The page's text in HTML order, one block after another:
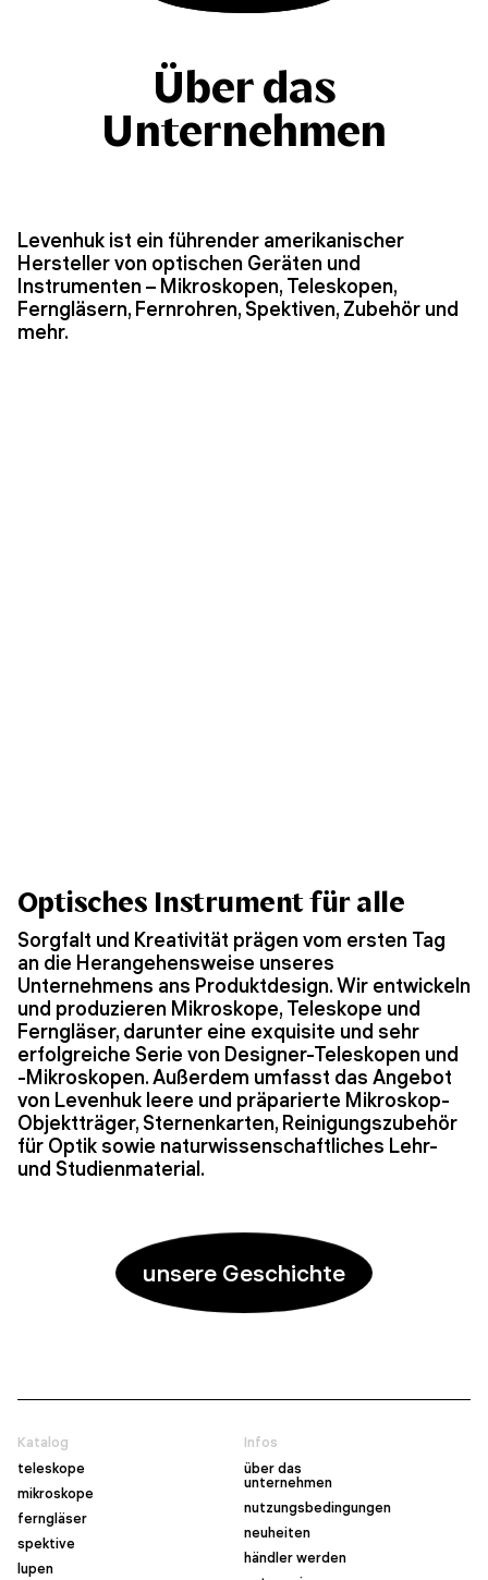
Über das
Unternehmen
Levenhuk ist ein führender amerikanischer
Hersteller von optischen Geräten und
Instrumenten – Mikroskopen, Teleskopen,
Ferngläsern, Fernrohren, Spektiven, Zubehör und
mehr.
Optisches Instrument für alle
Sorgfalt und Kreativität prägen vom ersten Tag
an die Herangehensweise unseres
Unternehmens ans Produktdesign. Wir entwickeln
und produzieren Mikroskope, Teleskope und
Ferngläser, darunter eine exquisite und sehr
erfolgreiche Serie von Designer-Teleskopen und
-Mikroskopen. Außerdem umfasst das Angebot
von Levenhuk leere und präparierte Mikroskop-
Objektträger, Sternenkarten, Reinigungszubehör
für Optik sowie naturwissenschaftliches Lehr-
und Studienmaterial.
unsere Geschichte
Katalog
teleskope
mikroskope
ferngläser
spektive
lupen
Infos
über das
unternehmen
nutzungsbedingungen
neuheiten
händler werden